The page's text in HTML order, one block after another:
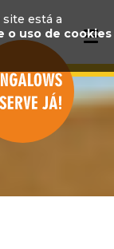
está a
o uso de cookies